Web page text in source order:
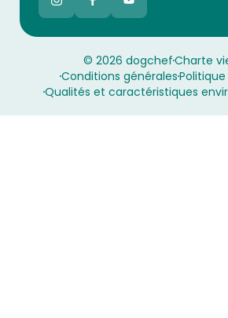
© 2026 dogchefCharte
Conditions générales
Qualités et caractéristiques